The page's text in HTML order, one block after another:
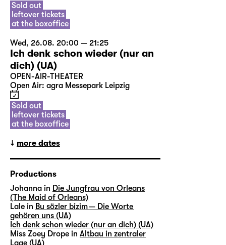
Sold out
leftover tickets
at the boxoffice
Wed, 26.08. 20:00 — 21:25
Ich denk schon wieder (nur an
dich) (UA)
OPEN-AIR-THEATER
Open Air: agra Messepark Leipzig
Sold out
leftover tickets
at the boxoffice
more dates
Productions
Johanna in Die Jungfrau von Orleans
(The Maid of Orleans)
Lale in Bu sözler bizim — Die Worte
gehören uns (UA)
Ich denk schon wieder (nur an dich) (UA)
Miss Zoey Drope in Altbau in zentraler
Lage (UA)